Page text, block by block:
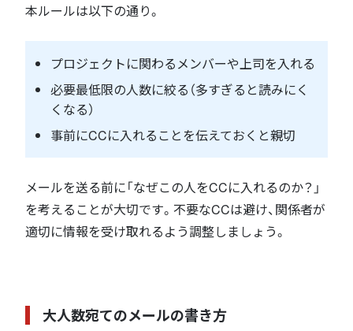
本ルールは以下の通り。
プロジェクトに関わるメンバーや上司を入れる
必要最低限の人数に絞る（多すぎると読みにく
くなる）
事前にCCに入れることを伝えておくと親切
メールを送る前に「なぜこの人をCCに入れるのか？」
を考えることが大切です。不要なCCは避け、関係者が
適切に情報を受け取れるよう調整しましょう。
大人数宛てのメールの書き方